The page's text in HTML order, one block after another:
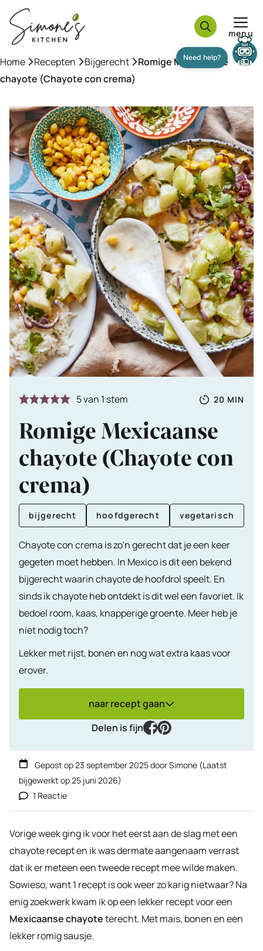
naar
inhoud
menu
Home »Recepten »Bijgerecht »Romige Mexicaanse
chayote (Chayote con crema)
5van 1 stem
Totale
20 MIN
Romige Mexicaanse
chayote (Chayote con
crema)
bijgerecht hoofdgerecht vegetarisch
Chayote con crema is zo'n gerecht dat je een keer
gegeten moet hebben. In Mexico is dit een bekend
bijgerecht waarin chayote de hoofdrol speelt. En
sinds ik chayote heb ontdekt is dit wel een favoriet. Ik
bedoel room, kaas, knapperige groente. Meer heb je
niet nodig toch?
Lekker met rijst, bonen en nog wat extra kaas voor
erover.
naar recept gaan
Delen is fijn
facebook
pinterest
Gepost op23 september 2025doorSimone (Laatst
bijgewerkt op25 juni 2026)
1 Reactie
Vorige week ging ik voor het eerst aan de slag met een
chayote recept en ik was dermate aangenaam verrast
dat ik er meteen een tweede recept mee wilde maken.
Sowieso, want 1 recept is ook weer zo karig nietwaar? Na
enig zoekwerk kwam ik op een lekker recept voor een
Mexicaanse chayoteterecht. Met mais, bonen en een
lekker romig sausje.